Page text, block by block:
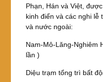
Phạn, Hán và Việt,
kinh điển và các nghi lễ
và nước ngoài:
Nam-Mô-Lăng-Nghiêm
lần )
Diệu trạm tổng trì bất